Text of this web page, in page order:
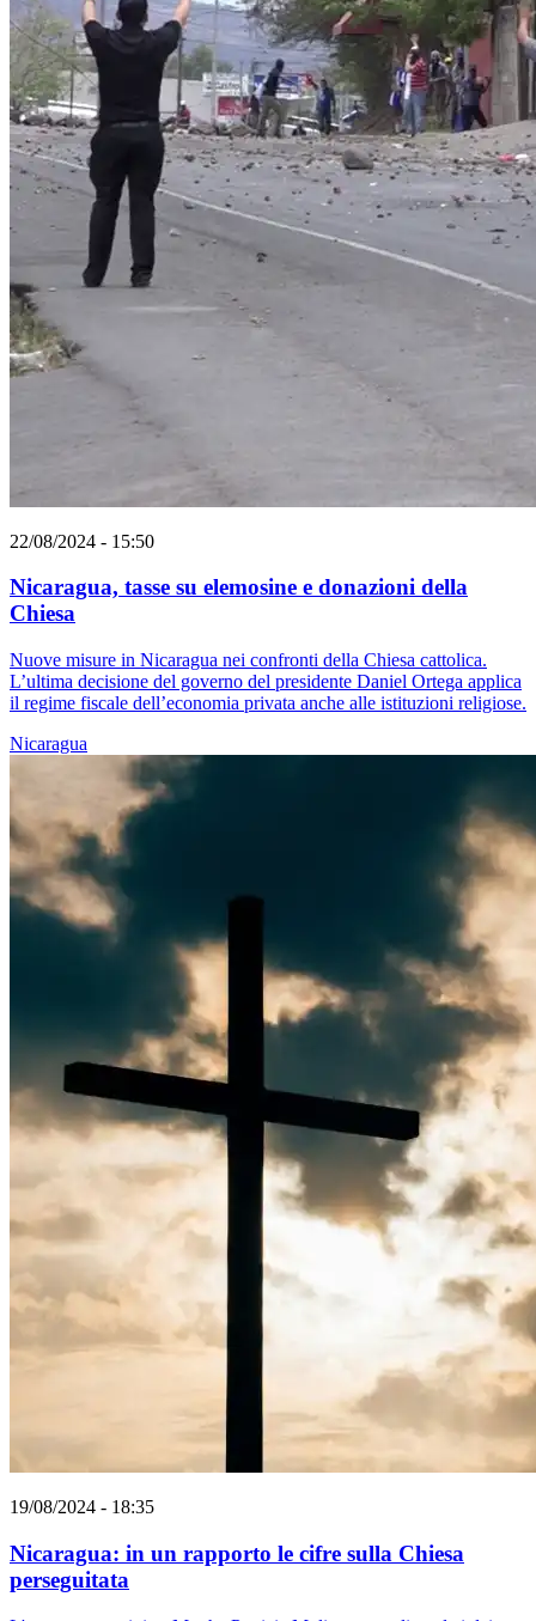
22/08/2024 - 15:50
Nicaragua, tasse su elemosine e donazioni della
Chiesa
Nuove misure in Nicaragua nei confronti della Chiesa cattolica.
L’ultima decisione del governo del presidente Daniel Ortega applica
il regime fiscale dell’economia privata anche alle istituzioni religiose.
Nicaragua
19/08/2024 - 18:35
Nicaragua: in un rapporto le cifre sulla Chiesa
perseguitata